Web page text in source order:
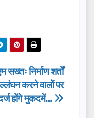
सख्तः निर्माण शर्तों
करने वालों पर
होंगे मुकदमें…